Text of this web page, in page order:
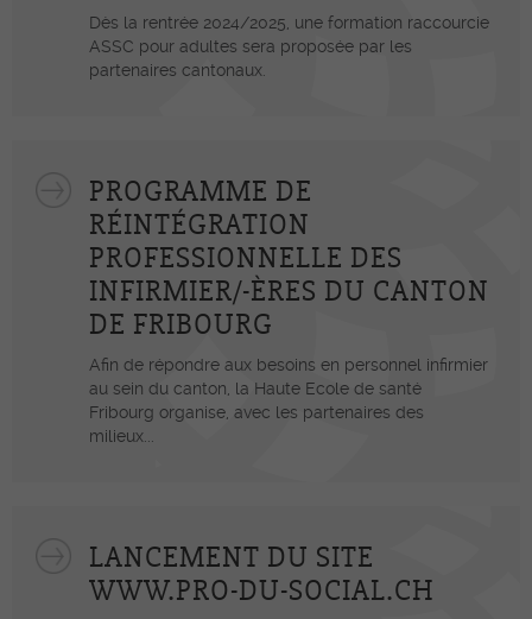
Dès la rentrée 2024/2025, une formation raccourcie
ASSC pour adultes sera proposée par les
partenaires cantonaux.
PROGRAMME DE
RÉINTÉGRATION
PROFESSIONNELLE DES
INFIRMIER/-ÈRES DU CANTON
DE FRIBOURG
Afin de répondre aux besoins en personnel infirmier
au sein du canton, la Haute Ecole de santé
Fribourg organise, avec les partenaires des
milieux...
LANCEMENT DU SITE
WWW.PRO-DU-SOCIAL.CH